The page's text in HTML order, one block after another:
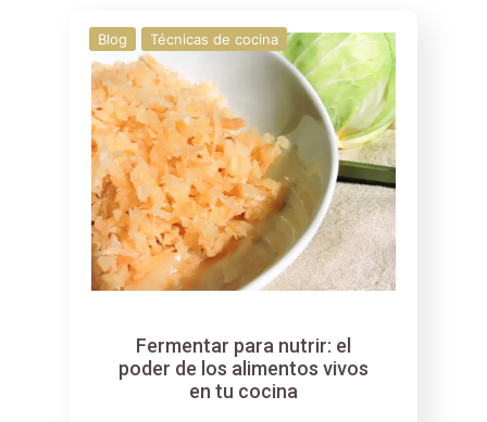
Blog Técnicas de cocina
Fermentar para nutrir: el
poder de los alimentos vivos
en tu cocina